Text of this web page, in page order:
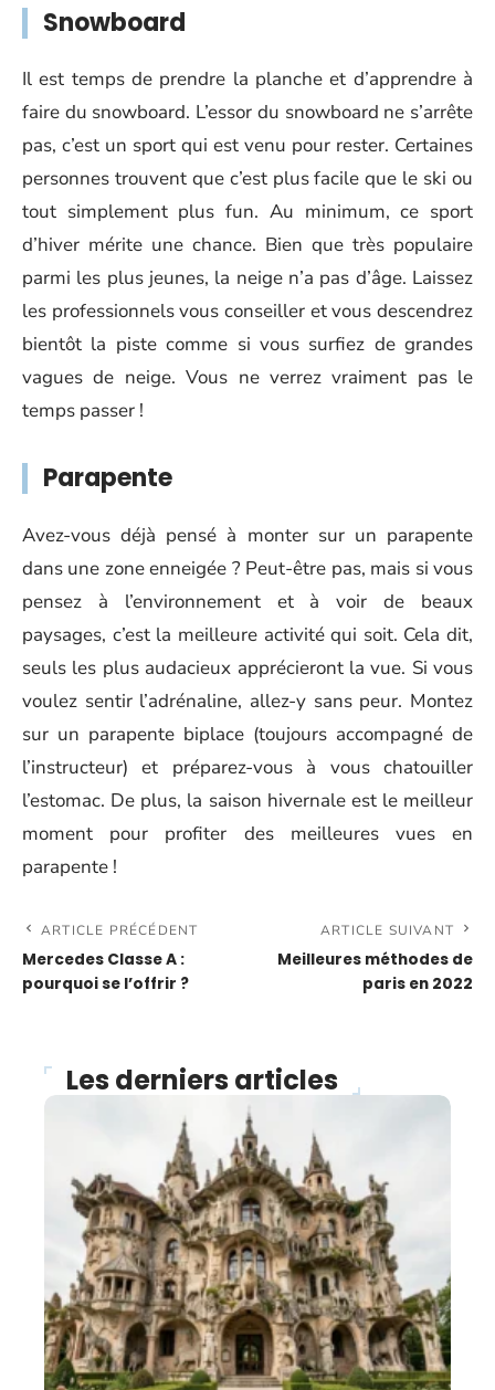
Snowboard
Il est temps de prendre la planche et d’apprendre à
faire du snowboard. L’essor du snowboard ne s’arrête
pas, c’est un sport qui est venu pour rester. Certaines
personnes trouvent que c’est plus facile que le ski ou
tout simplement plus fun. Au minimum, ce sport
d’hiver mérite une chance. Bien que très populaire
parmi les plus jeunes, la neige n’a pas d’âge. Laissez
les professionnels vous conseiller et vous descendrez
bientôt la piste comme si vous surfiez de grandes
vagues de neige. Vous ne verrez vraiment pas le
temps passer !
Parapente
Avez-vous déjà pensé à monter sur un parapente
dans une zone enneigée ? Peut-être pas, mais si vous
pensez à l’environnement et à voir de beaux
paysages, c’est la meilleure activité qui soit. Cela dit,
seuls les plus audacieux apprécieront la vue. Si vous
voulez sentir l’adrénaline, allez-y sans peur. Montez
sur un parapente biplace (toujours accompagné de
l’instructeur) et préparez-vous à vous chatouiller
l’estomac. De plus, la saison hivernale est le meilleur
moment pour profiter des meilleures vues en
parapente !
ARTICLE PRÉCÉDENT
Mercedes Classe A :
pourquoi se l’offrir ?
ARTICLE SUIVANT
Meilleures méthodes de
paris en 2022
Les derniers articles